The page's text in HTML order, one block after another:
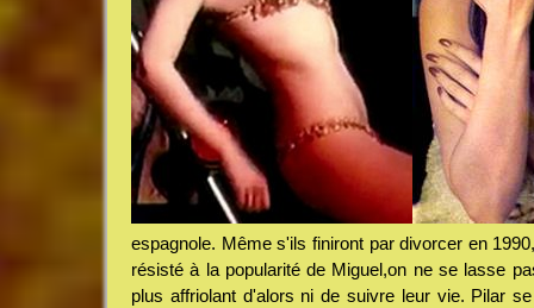
espagnole. Même s'ils finiront par divorcer en
résisté à la popularité de Miguel,on ne se lasse
plus affriolant d'alors ni de suivre leur vie. Pilar